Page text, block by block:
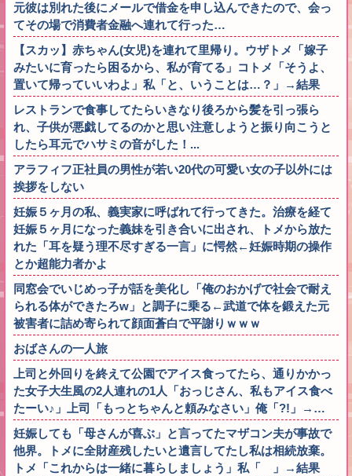
元彼は別れた後にメールで借金を申し込んできたので、会っ
てその場で消費者金融へ連れて行った…
【スカッ】赤ちゃん(女児)を連れて里帰り。ウザトメ「嫁子
みたいに育ったら困るから、私が育てる」コトメ「そうよ、
置いて帰っていいわよ」私「と、いうことは…？」→結果
レストランで食事してたらいきなり後ろから髪を引っ張ら
れ、子供が悪戯してるのかと思い注意しようと振り向こうと
したら耳元でハサミの音がした！...
アラフィフ正社員の男性が若い20代の可愛い女の子以外には
挨拶をしない
妊娠５ヶ月の私、義実家に呼ばれて行ってきた。治療を経て
妊娠５ヶ月になった義妹を引き合いに出され、トメから放た
れた「耳を疑う理不尽すぎる一言」に愕然←妊娠時期の操作
とか超能力者かよ
同窓会でいじめっ子が話を美化し「俺のおかげで社会で耐え
られる体ができたろw」と調子に乗る←武道で体を鍛えた元
被害者に詰め寄られて顔面蒼白で平謝りｗｗｗ
おばさんの一人旅
上司と外回りを終えて公園でアイス食ってたら、通りかかっ
た女子大生風の2人連れの1人「おっじさん、私もアイス食べ
たーい♪」上司「もっとちゃんと頼みなさい」俺「?!」→…
妊娠しても「母さんが喜ぶ」と言ってたマザコン夫が事故で
他界。トメに全財産残したいと遺言してたし私は相続放棄。
トメ「これからは一緒に暮らしましょう」私「 」→結果